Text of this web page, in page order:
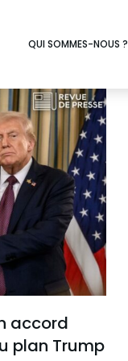
QUI SOMMES-NOUS ?
accord
plan Trump